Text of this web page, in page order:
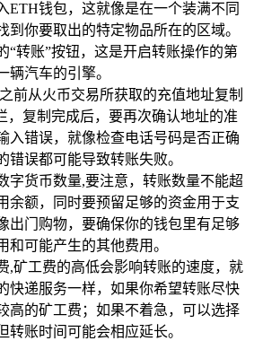
ETH钱包，这就像是在一个装满不同
到你要取出的特定物品所在的区域。
“转账”按钮，这是开启转账操作的第
辆汽车的引擎。
前从火币交易所获取的充值地址复制
，复制完成后，要再次确认地址的准
入错误，就像检查电话号码是否正确
错误都可能导致转账失败。
字货币数量,要注意，转账数量不能超
余额，同时要预留足够的资金用于支
出门购物，要确保你的钱包里有足够
和可能产生的其他费用。
,矿工费的高低会影响转账的速度，就
快递服务一样，如果你希望转账尽快
高的矿工费；如果不着急，可以选择
转账时间可能会相应延长。